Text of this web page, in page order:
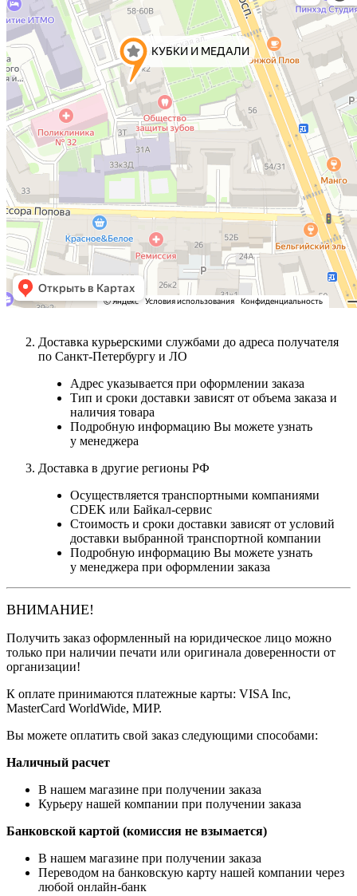
Доставка курьерскими службами до адреса получателя
по Санкт-Петербургу и ЛО
Адрес указывается при оформлении заказа
Тип и сроки доставки зависят от объема заказа и
наличия товара
Подробную информацию Вы можете узнать
у менеджера
Доставка в другие регионы РФ
Осуществляется транспортными компаниями
CDEK или Байкал-сервис
Стоимость и сроки доставки зависят от условий
доставки выбранной транспортной компании
Подробную информацию Вы можете узнать
у менеджера при оформлении заказа
ВНИМАНИЕ!
Получить заказ оформленный на юридическое лицо можно
только при наличии печати или оригинала доверенности от
организации!
К оплате принимаются платежные карты: VISA Inc,
MasterCard WorldWide, МИР.
Вы можете оплатить свой заказ следующими способами:
Наличный расчет
В нашем магазине при получении заказа
Курьеру нашей компании при получении заказа
Банковской картой (комиссия не взымается)
В нашем магазине при получении заказа
Переводом на банковскую карту нашей компании через
любой онлайн-банк